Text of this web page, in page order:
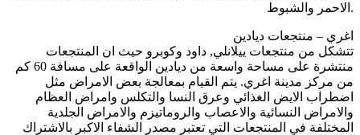
الاحمر والشبوط.
اغري – منتجعات ديادين
تتشكل من منتجعات ييلانلي, داود وكوبرو حيث ان المنتجعات
منتشرة على مساحة واسعة من ديادين الواقعة على مسافة 60 كم
من مركز مدينة اغري. يتم القيام بمعالجة بعض الامراض مثل
اضطراب الايض الغذائي وعرق النسا والتكلس وامراض العظام
والامراض النسائية والاعصاب والروماتيزم والامراض الجلدية
المختلفة في المنتجعات التي تعتبر مصدر الشفاء الاكبر بالاشتراك